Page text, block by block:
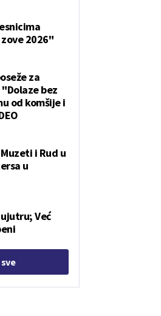
2026"
za
bez
od komšije i
i Rud u
u
Već